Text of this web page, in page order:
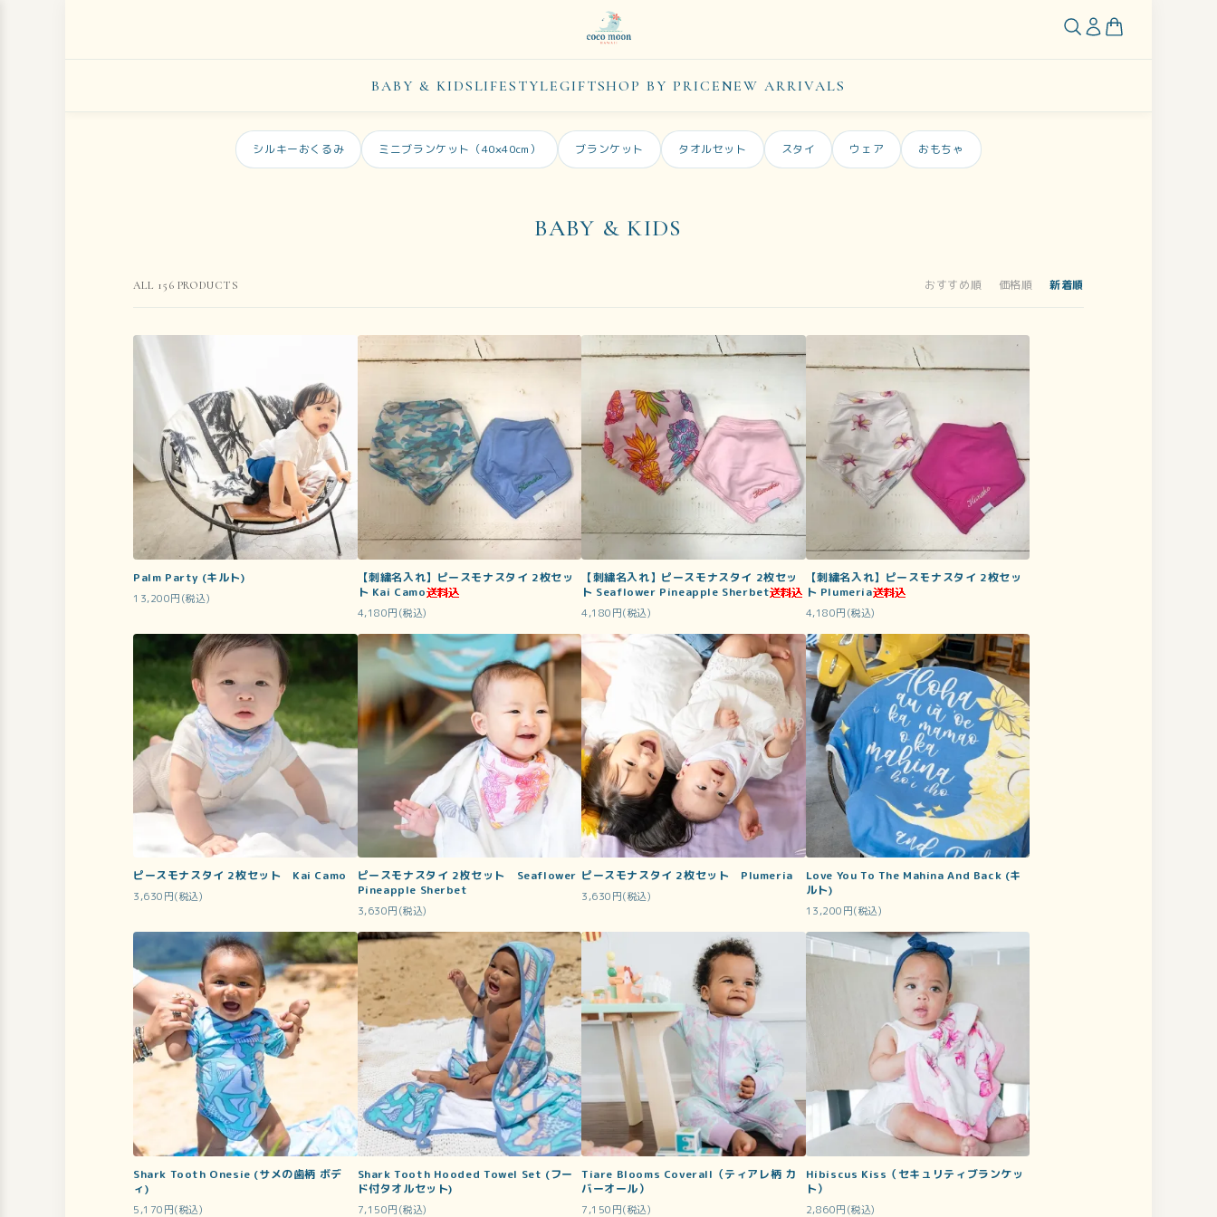
BABY & KIDSLIFESTYLEGIFTSHOP BY PRICENEW ARRIVALS
シルキーおくるみ ミニブランケット（40×40cm） ブランケット タオルセット スタイ ウェア おもちゃ
BABY & KIDS
ALL 156 PRODUCTS おすすめ順 価格順 新着順
Palm Party (キルト)
13,200円(税込)
【刺繍名入れ】ピースモナスタイ 2枚セッ
ト Kai Camo
4,180円(税込)
【刺繍名入れ】ピースモナスタイ 2枚セッ
ト Seaflower Pineapple Sherbet
4,180円(税込)
【刺繍名入れ】ピースモナスタイ 2枚セッ
ト Plumeria
4,180円(税込)
ピースモナスタイ 2枚セット Kai Camo
3,630円(税込)
ピースモナスタイ 2枚セット Seaflower
Pineapple Sherbet
3,630円(税込)
ピースモナスタイ 2枚セット Plumeria
3,630円(税込)
Love You To The Mahina And Back (キ
ルト)
13,200円(税込)
Shark Tooth Onesie (サメの歯柄 ボデ
ィ)
5,170円(税込)
Shark Tooth Hooded Towel Set (フー
ド付タオルセット)
7,150円(税込)
Tiare Blooms Coverall（ティアレ柄 カ
バーオール）
7,150円(税込)
Hibiscus Kiss（セキュリティブランケッ
ト）
2,860円(税込)